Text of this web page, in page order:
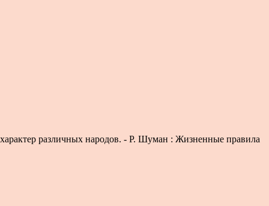
различных народов. - Р. Шуман : Жизненные правила